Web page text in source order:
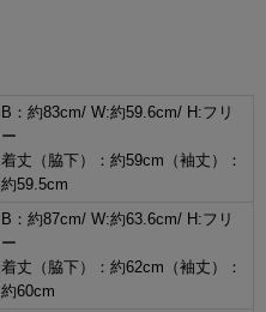
B：約83cm/ W:約59.6cm/ H:フリ
ー
着丈（脇下）：約59cm（袖丈）：
約59.5cm
B：約87cm/ W:約63.6cm/ H:フリ
ー
着丈（脇下）：約62cm（袖丈）：
約60cm